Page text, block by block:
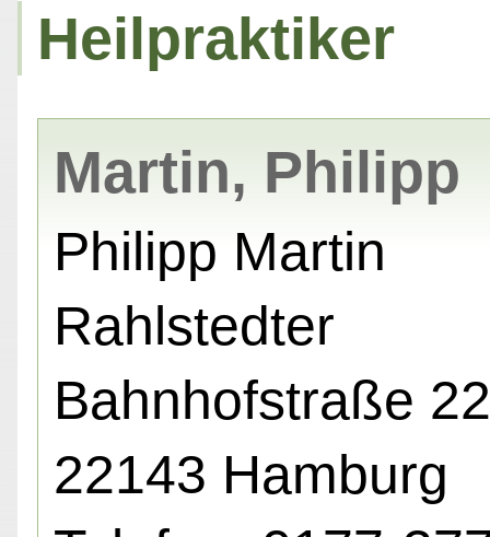
Heilpraktiker
Martin, Philipp
Philipp Martin
Rahlstedter
Bahnhofstraße
22143 Hamburg